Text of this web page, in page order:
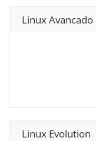
Linux Avancado
Linux Evolution